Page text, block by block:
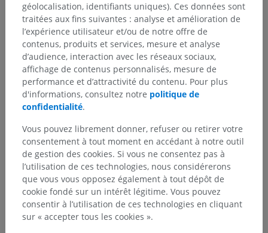
géolocalisation, identifiants uniques). Ces données sont
traitées aux fins suivantes : analyse et amélioration de
l’expérience utilisateur et/ou de notre offre de
contenus, produits et services, mesure et analyse
d’audience, interaction avec les réseaux sociaux,
affichage de contenus personnalisés, mesure de
performance et d’attractivité du contenu. Pour plus
d'informations, consultez notre politique de
confidentialité.
Vous pouvez librement donner, refuser ou retirer votre
consentement à tout moment en accédant à notre outil
de gestion des cookies. Si vous ne consentez pas à
l’utilisation de ces technologies, nous considérerons
que vous vous opposez également à tout dépôt de
cookie fondé sur un intérêt légitime. Vous pouvez
consentir à l’utilisation de ces technologies en cliquant
sur « accepter tous les cookies ».